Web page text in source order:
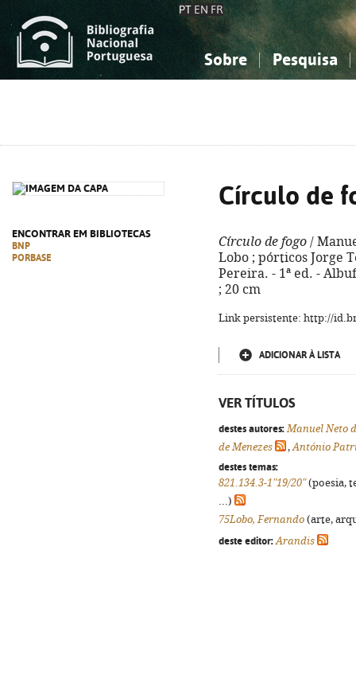
PT EN FR
Sobre Pesquisa
ENCONTRAR EM BIBLIOTECAS
BNP
PORBASE
Círculo de
Círculo de fogo /
Lobo ; pórticos Jorge
Pereira. - 1ª ed. -
; 20 cm
Link persistente: http://
ADICIONAR À LISTA
VER TÍTULOS
destes autores: Manuel Neto
de Menezes
,António
destes temas:
821.134.3-1"19/20"(poesia,
...)
75Lobo, Fernando (arte,
deste editor: Arandis